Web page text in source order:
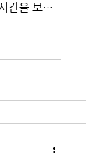
간을 보내